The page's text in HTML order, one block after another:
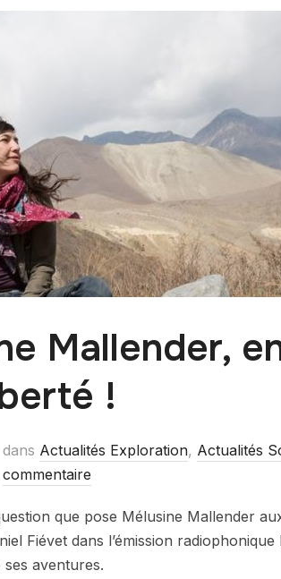
Mallender,
!
dans Actualités Exploration, Actualités
commentaire
que pose Mélusine Mallender
Fiévet dans l’émission radiophonique
ses aventures.